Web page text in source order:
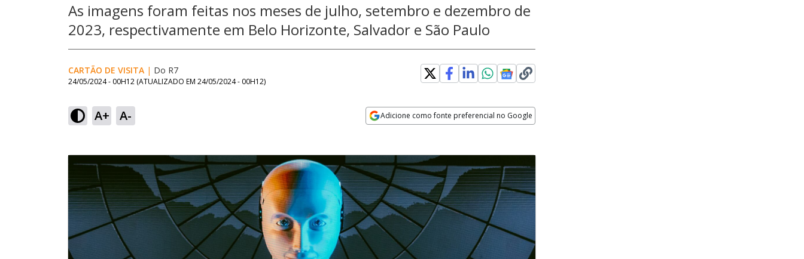
As imagens foram feitas nos meses de julho, setembro e dezembro de
2023, respectivamente em Belo Horizonte, Salvador e São Paulo
CARTÃO DE VISITA | Do R7
24/05/2024 - 00H12 (ATUALIZADO EM 24/05/2024 - 00H12)
A+ A- Adicione como fonte preferencial no Google